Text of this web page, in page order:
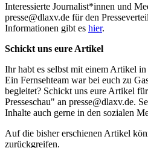
Interessierte Journalist*innen und
presse@dlaxv.de für den
Informationen gibt es hier.
Schickt uns eure Artikel
Ihr habt es selbst mit einem Artikel
Ein Fernsehteam war bei euch zu
begleitet? Schickt uns eure Artikel
Presseschau" an presse@dlaxv.de.
Inhalte auch gerne in den sozialen
Auf die bisher erschienen Artikel
zurückgreifen.